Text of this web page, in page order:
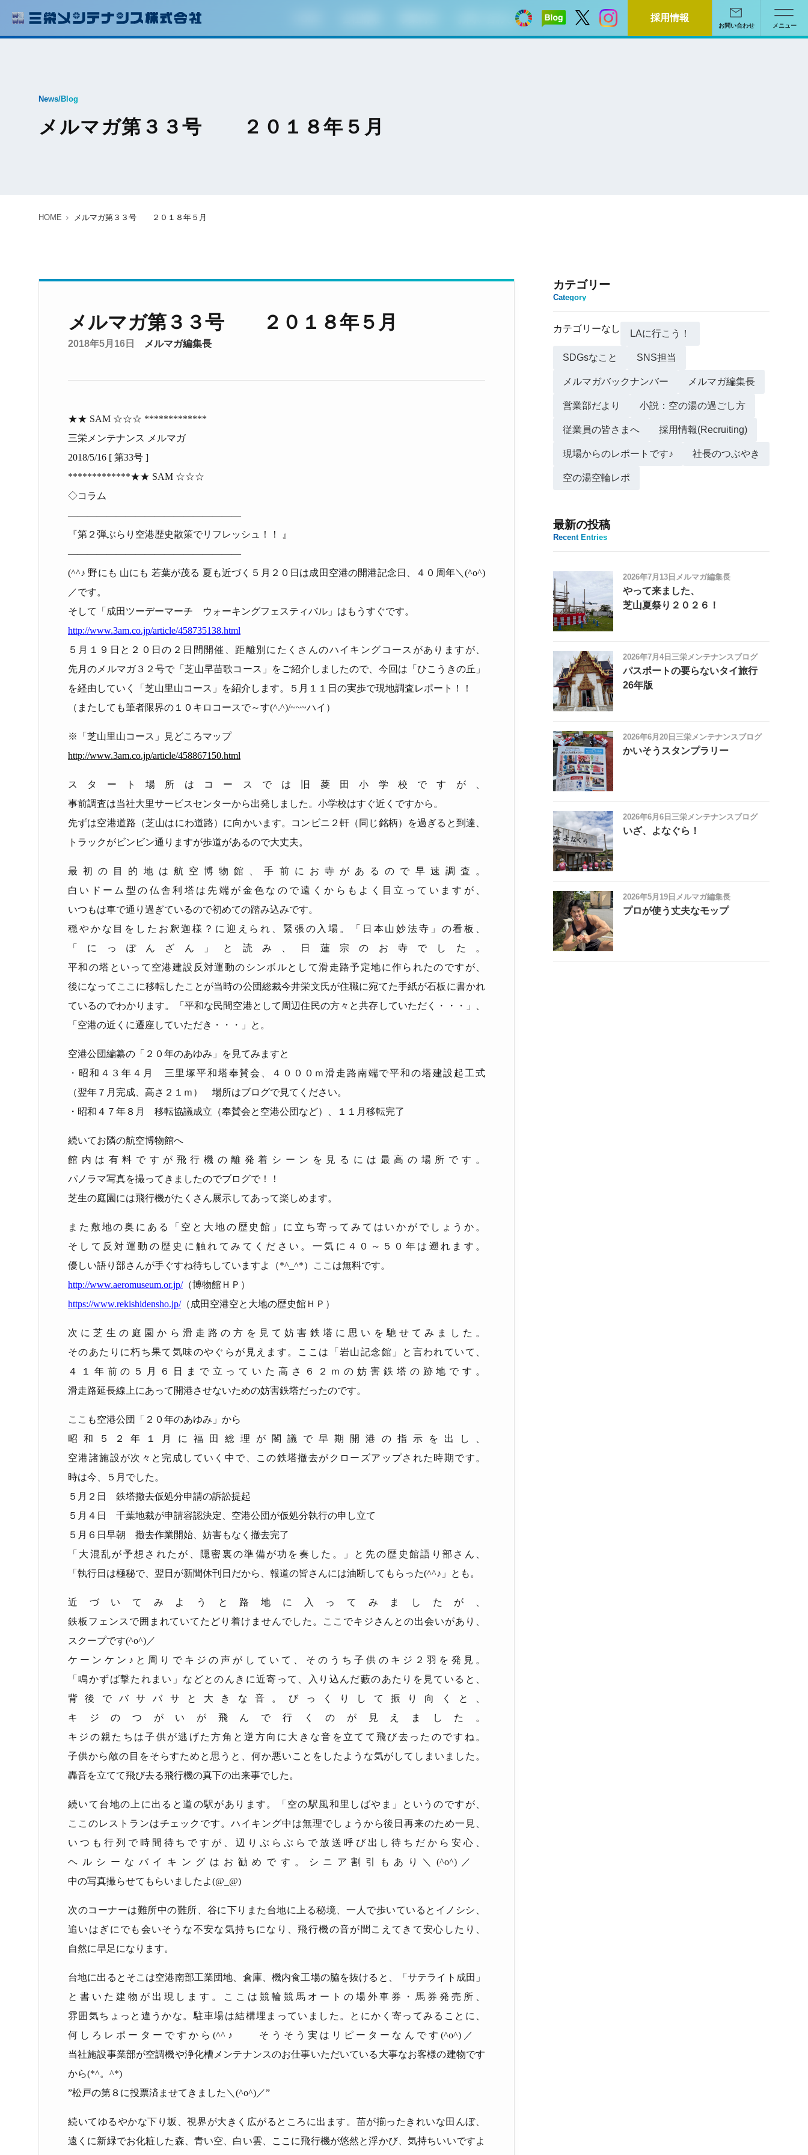
採用情報
お問い合わせ メニュー
News/Blog
メルマガ第３３号 ２０１８年５月
HOME メルマガ第３３号 ２０１８年５月
メルマガ第３３号 ２０１８年５月
2018年5月16日 メルマガ編集長
★★ SAM ☆☆☆ *************
三栄メンテナンス メルマガ
2018/5/16 [ 第33号 ]
*************★★ SAM ☆☆☆
◇コラム
――――――――――――――――――
『第２弾ぶらり空港歴史散策でリフレッシュ！！ 』
――――――――――――――――――
(^^♪ 野にも 山にも 若葉が茂る 夏も近づく５月２０日は成田空港の開港記念日、４０周年＼ (^o^)
／です。
そして「成田ツーデーマーチ ウォーキングフェスティバル」はもうすぐです。
http://www.3am.co.jp/article/458735138.html
５月１９日と２０日の２日間開催、距離別にたくさんのハイキングコースがありますが、
先月のメルマガ３２号で「芝山早苗歌コース」をご紹介しましたので、今回は「ひこうきの丘」
を経由していく「芝山里山コース」を紹介します。５月１１日の実歩で現地調査レポート！！
（またしても筆者限界の１０キロコースで～す(^.^)/~~~ハイ）
※「芝山里山コース」
見どころマップ
http://www.3am.co.jp/article/458867150.html
スタート場所はコースでは旧菱田小学校ですが、
事前調査は当社大里サービスセンターから出発しました。小学校はすぐ近くですから。
先ずは空港道路（芝山はにわ道路）に向かいます。コンビニ２軒（同じ銘柄）を過ぎると到達、
トラックがビンビン通りますが歩道があるので大丈夫。
最初の目的地は航空博物館、手前にお寺があるので早速調査。
白いドーム型の仏舎利塔は先端が金色なので遠くからもよく目立っていますが、
いつもは車で通り過ぎているので初めての踏み込みです。
穏やかな目をしたお釈迦様？に迎えられ、緊張の入場。「日本山妙法寺」の看板、
「にっぽんざん」と読み、日蓮宗のお寺でした。
平和の塔といって空港建設反対運動のシンボルとして滑走路予定地に作られたのですが、
後になってここに移転したことが当時の公団総裁今井栄文氏が住職に宛てた手紙が石板に書かれ
ているのでわかります。「平和な民間空港として周辺住民の方々と共存していただく・・・」、
「空港の近くに遷座していただき・・・」と。
空港公団編纂の「２０年のあゆみ」を見てみますと
・昭和４３年４月 三里塚平和塔奉賛会、４０００ｍ滑走路南端で平和の塔建設起工式
（翌年７月完成、高さ２１ｍ） 場所はブログで見てください。
・昭和４７年８月 移転協議成立（奉賛会と空港公団など）、１１月移転完了
続いてお隣の航空博物館へ
館内は有料ですが飛行機の離発着シーンを見るには最高の場所です。
パノラマ写真を撮ってきましたのでブログで！！
芝生の庭園には飛行機がたくさん展示してあって楽しめます。
また敷地の奥にある「空と大地の歴史館」に立ち寄ってみてはいかがでしょうか。
そして反対運動の歴史に触れてみてください。一気に４０～５０年は遡れます。
優しい語り部さんが手ぐすね待ちしていますよ（*^_^*）ここは無料です。
http://www.aeromuseum.or.jp/（博物館ＨＰ）
https://www.rekishidensho.jp/（成田空港空と大地の歴史館ＨＰ）
次に芝生の庭園から滑走路の方を見て妨害鉄塔に思いを馳せてみました。
そのあたりに朽ち果て気味のやぐらが見えます。ここは「岩山記念館」と言われていて、
４１年前の５月６日まで立っていた高さ６２ｍの妨害鉄塔の跡地です。
滑走路延長線上にあって開港させないための妨害鉄塔だったのです。
ここも空港公団「２０年のあゆみ」から
昭和５２年１月に福田総理が閣議で早期開港の指示を出し、
空港諸施設が次々と完成していく中で、この鉄塔撤去がクローズアップされた時期です。
時は今、５月でした。
５月２日 鉄塔撤去仮処分申請の訴訟提起
５月４日 千葉地裁が申請容認決定、空港公団が仮処分執行の申し立て
５月６日早朝 撤去作業開始、妨害もなく撤去完了
「大混乱が予想されたが、隠密裏の準備が功を奏した。」と先の歴史館語り部さん、
「執行日は極秘で、翌日が新聞休刊日だから、報道の皆さんには油断してもらった(^^♪」とも。
近づいてみようと路地に入ってみましたが、
鉄板フェンスで囲まれていてたどり着けませんでした。ここでキジさんとの出会いがあり、
スクープです(^o^) ／
ケーンケン♪と周りでキジの声がしていて、そのうち子供のキジ２羽を発見。
「鳴かずば撃たれまい」などとのんきに近寄って、入り込んだ藪のあたりを見ていると、
背後でバサバサと大きな音。びっくりして振り向くと、
キジのつがいが飛んで行くのが見えました。
キジの親たちは子供が逃げた方角と逆方向に大きな音を立てて飛び去ったのですね。
子供から敵の目をそらすためと思うと、何か悪いことをしたような気がしてしまいました。
轟音を立てて飛び去る飛行機の真下の出来事でした。
続いて台地の上に出ると道の駅があります。「空の駅風和里しばやま」というのですが、
ここのレストランはチェックです。ハイキング中は無理でしょうから後日再来のため一見、
いつも行列で時間待ちですが、辺りぶらぶらで放送呼び出し待ちだから安心、
ヘルシーなバイキングはお勧めです。シニア割引もあり＼ (^o^)／
中の写真撮らせてもらいましたよ(@_@)
次のコーナーは難所中の難所、谷に下りまた台地に上る秘境、一人で歩いているとイノシシ、
追いはぎにでも会いそうな不安な気持ちになり、飛行機の音が聞こえてきて安心したり、
自然に早足になります。
台地に出るとそこは空港南部工業団地 、倉庫、機内食工場の脇を抜けると、
「サテライト成田」
と書いた建物が出現します。ここは競輪競馬オートの場外車券・馬券発売所、
雰囲気ちょっと違うかな。駐車場は結構埋まっていました。とにかく寄ってみることに、
何しろレポーターですから(^^ ♪ そうそう実はリピーターなんです (^o^)／
当社施設事業部が空調機や浄化槽メンテナンスのお仕事いただいている大事なお客様の建物です
から(*^。 ^*)
”松戸の第８に投票済ませてきました＼ (^o^) ／”
続いてゆるやかな下り坂、視界が大きく広がるところに出ます。苗が揃ったきれいな田んぼ、
遠くに新緑でお化粧した森、青い空、白い雲、ここに飛行機が悠然と浮かび、気持ちいいですよ
カテゴリー
Category
カテゴリーなし LAに行こう！
SDGsなこと SNS担当
メルマガバックナンバー メルマガ編集長
営業部だより 小説：空の湯の過ごし方
従業員の皆さまへ 採用情報(Recruiting)
現場からのレポートです♪ 社長のつぶやき
空の湯空輪レポ
最新の投稿
Recent Entries
2026年7月13日 メルマガ編集長
やって来ました、
芝山夏祭り２０２６！
2026年7月4日 三栄メンテナンスブログ
パスポートの要らないタイ旅行
26年版
2026年6月20日 三栄メンテナンスブログ
かいそうスタンプラリー
2026年6月6日 三栄メンテナンスブログ
いざ、よなぐら！
2026年5月19日 メルマガ編集長
プロが使う丈夫なモップ